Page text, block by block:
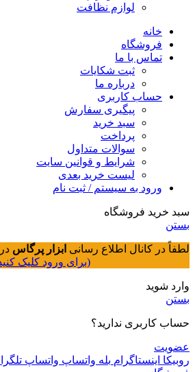
لوازم نظافت
خانه
فروشگاه
تماس با ما
ثبت شکایات
درباره ما
حساب کاربری
پیگیری سفارش
سبد خرید
پرداخت
سوالات متداول
شرایط و قوانین سایت
لیست خرید بعدی
ورود به سیستم / ثبت نام
سبد خرید فروشگاه
بستن
لطفاً در کانال اطلاع رسانی ابزار پرگاس
(برای ورود کلیک
وارد شوید
بستن
حساب کاربری ندارید؟
عضویت
روبیکا اینستاگرام بله واتساپ واتساپ